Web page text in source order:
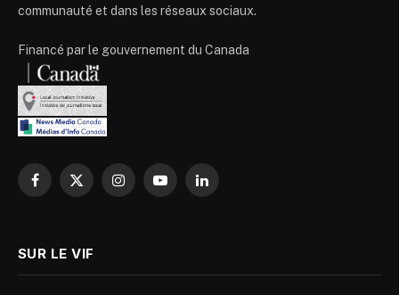
communauté et dans les réseaux sociaux.
Financé par le gouvernement du Canada
Facebook
X
InstagramYouTubeLinkedIn
SUR LE VIF